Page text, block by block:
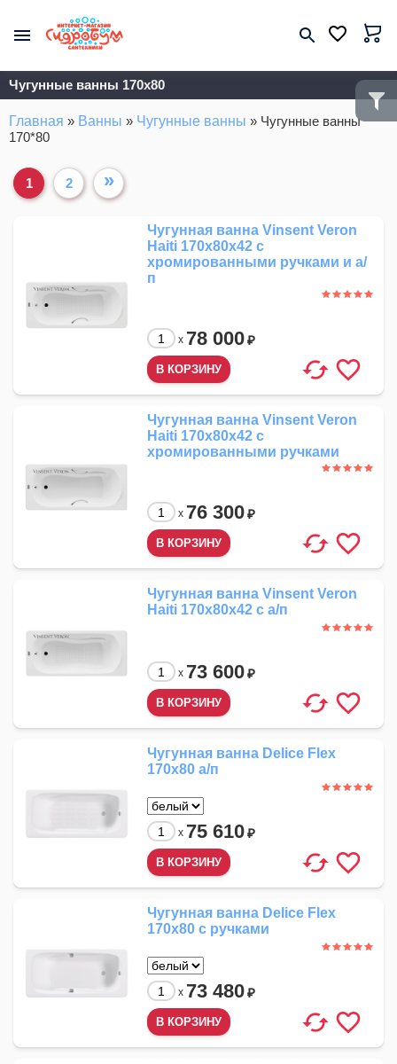
Чугунные ванны 170х80
Главная » Ванны » Чугунные ванны » Чугунные ванны
170*80
1 2 »
Чугунная ванна Vinsent Veron
Haiti 170x80x42 с
хромированными ручками и а/
п
x 78 000₽
Чугунная ванна Vinsent Veron
Haiti 170x80x42 с
хромированными ручками
x 76 300₽
Чугунная ванна Vinsent Veron
Haiti 170x80x42 с а/п
x 73 600₽
Чугунная ванна Delice Flex
170x80 а/п
x 75 610₽
Чугунная ванна Delice Flex
170x80 с ручками
x 73 480₽